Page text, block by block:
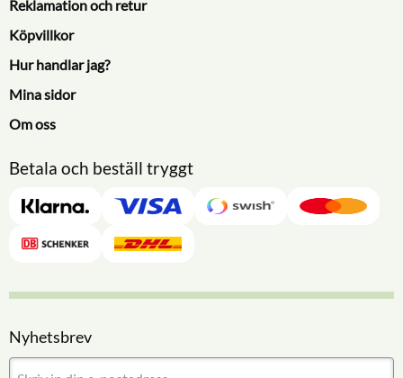
Reklamation och retur
Köpvillkor
Hur handlar jag?
Mina sidor
Om oss
Betala och beställ tryggt
Nyhetsbrev